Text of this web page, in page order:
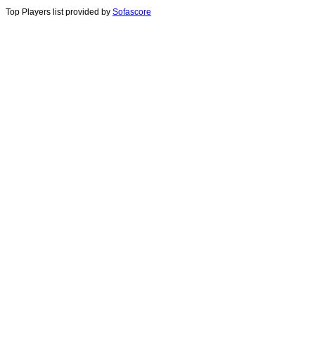
Top Players list provided by Sofascore